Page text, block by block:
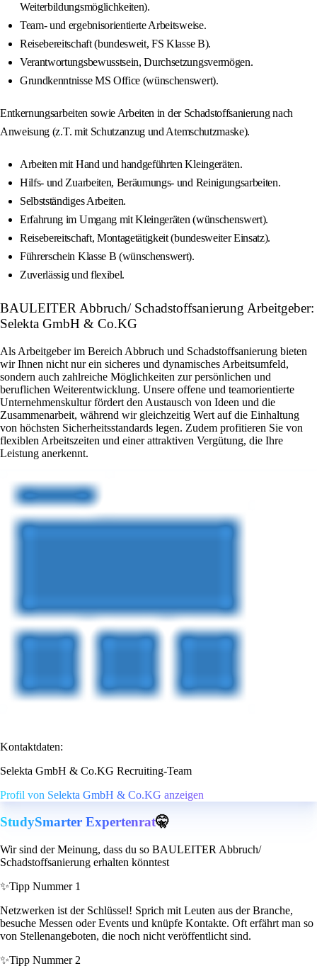
Weiterbildungsmöglichkeiten).
Team- und ergebnisorientierte Arbeitsweise.
Reisebereitschaft (bundesweit, FS Klasse B).
Verantwortungsbewusstsein, Durchsetzungsvermögen.
Grundkenntnisse MS Office (wünschenswert).
Entkernungsarbeiten sowie Arbeiten in der Schadstoffsanierung nach
Anweisung (z.T. mit Schutzanzug und Atemschutzmaske).
Arbeiten mit Hand und handgeführten Kleingeräten.
Hilfs- und Zuarbeiten, Beräumungs- und Reinigungsarbeiten.
Selbstständiges Arbeiten.
Erfahrung im Umgang mit Kleingeräten (wünschenswert).
Reisebereitschaft, Montagetätigkeit (bundesweiter Einsatz).
Führerschein Klasse B (wünschenswert).
Zuverlässig und flexibel.
BAULEITER Abbruch/ Schadstoffsanierung Arbeitgeber:
Selekta GmbH & Co.KG
Als Arbeitgeber im Bereich Abbruch und Schadstoffsanierung bieten
wir Ihnen nicht nur ein sicheres und dynamisches Arbeitsumfeld,
sondern auch zahlreiche Möglichkeiten zur persönlichen und
beruflichen Weiterentwicklung. Unsere offene und teamorientierte
Unternehmenskultur fördert den Austausch von Ideen und die
Zusammenarbeit, während wir gleichzeitig Wert auf die Einhaltung
von höchsten Sicherheitsstandards legen. Zudem profitieren Sie von
flexiblen Arbeitszeiten und einer attraktiven Vergütung, die Ihre
Leistung anerkennt.
Kontaktdaten:
Selekta GmbH & Co.KG Recruiting-Team
Profil von Selekta GmbH & Co.KG anzeigen
StudySmarter Expertenrat🤫
Wir sind der Meinung, dass du so BAULEITER Abbruch/
Schadstoffsanierung erhalten könntest
✨Tipp Nummer 1
Netzwerken ist der Schlüssel! Sprich mit Leuten aus der Branche,
besuche Messen oder Events und knüpfe Kontakte. Oft erfährt man so
von Stellenangeboten, die noch nicht veröffentlicht sind.
✨Tipp Nummer 2